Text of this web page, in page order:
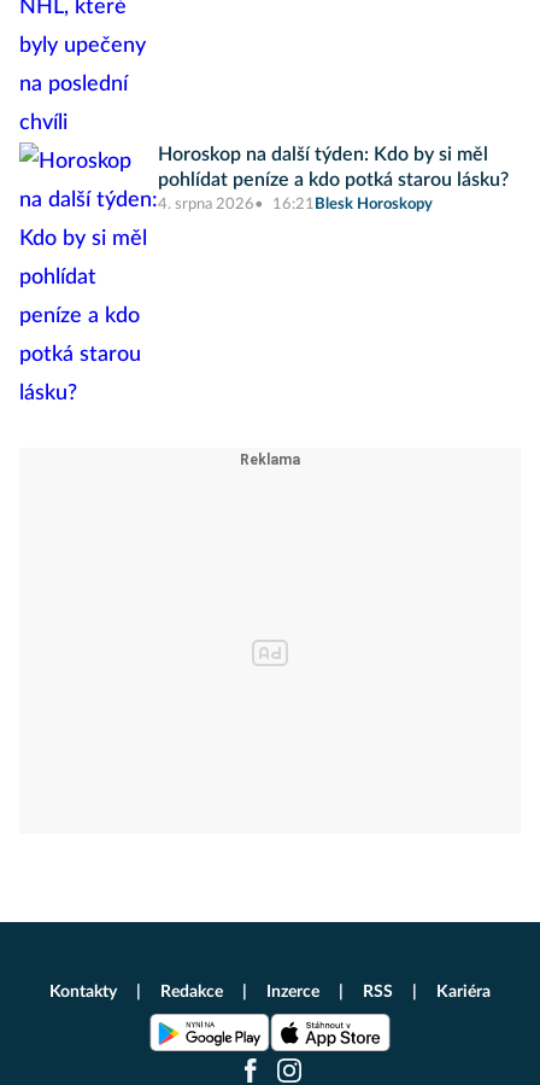
Horoskop na další týden: Kdo by si měl
pohlídat peníze a kdo potká starou lásku?
4. srpna 2026 16:21 Blesk Horoskopy
Kontakty Redakce Inzerce RSS Kariéra